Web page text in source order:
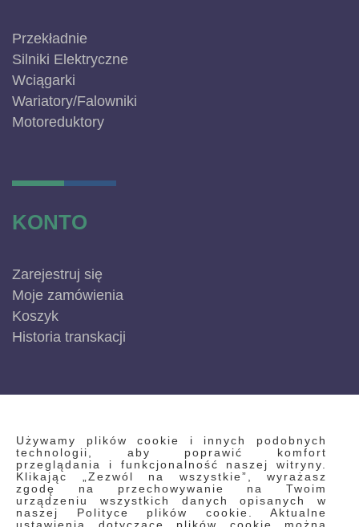
Używamy plików cookie i innych podobnych
technologii, aby poprawić komfort
przeglądania i funkcjonalność naszej witryny.
Klikając „Zezwól na wszystkie”, wyrażasz
zgodę na przechowywanie na Twoim
urządzeniu wszystkich danych opisanych w
naszej Polityce plików cookie. Aktualne
Przekładnie
Silniki Elektryczne
Wciągarki
Wariatory/Falowniki
Motoreduktory
KONTO
Zarejestruj się
Moje zamówienia
Koszyk
Historia transkacji
INFORMACJE
Regulamin
Polityka prywatności i pliki cookie